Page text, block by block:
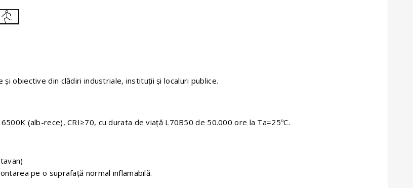
obiective din clădiri industriale, instituţii şi localuri publice.
(alb-rece), CRI≥70, cu durata de viaţă L70B50 de 50.000 ore la Ta=25ºC.
pe o suprafaţă normal inflamabilă.